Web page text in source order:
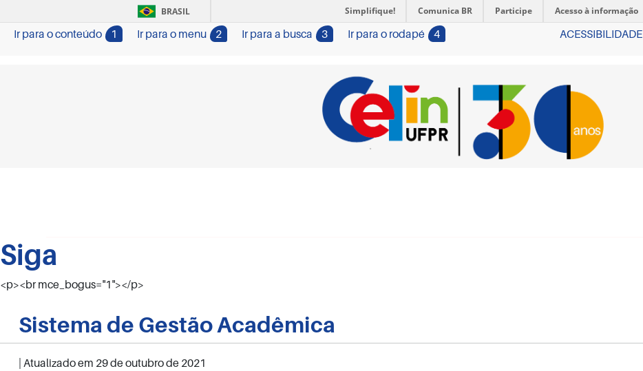
BRASIL Simplifique! Comunica BR Participe Acesso à informação
Ir para o conteúdo 1 Ir para o menu 2 Ir para a busca 3 Ir para o rodapé 4 ACESSIBILIDADE
Siga
<p><br mce_bogus="1"></p>
Sistema de Gestão Acadêmica
| Atualizado em 29 de outubro de 2021